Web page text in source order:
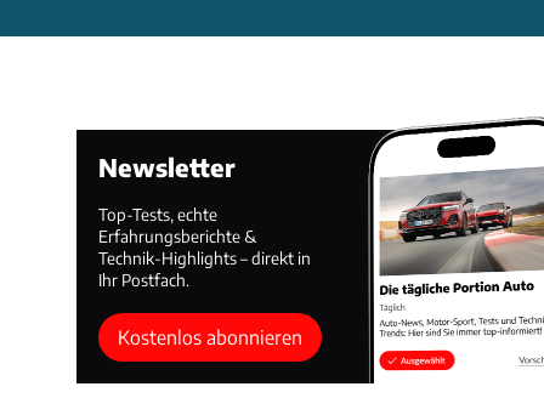
Newsletter
Top-Tests, echte
Erfahrungsberichte &
Technik-Highlights – direkt in
Ihr Postfach.
Kostenlos abonnieren